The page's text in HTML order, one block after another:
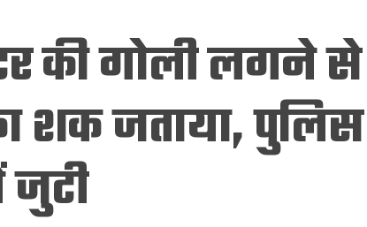
की गोली लगने से
शक जताया, पुलिस